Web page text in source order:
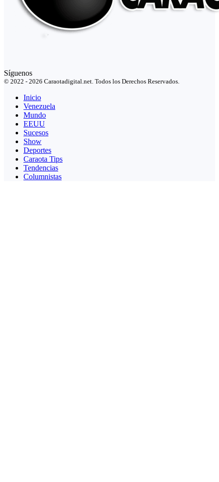
Síguenos
© 2022 - 2026 Caraotadigital.net. Todos los Derechos Reservados.
Inicio
Venezuela
Mundo
EEUU
Sucesos
Show
Deportes
Caraota Tips
Tendencias
Columnistas